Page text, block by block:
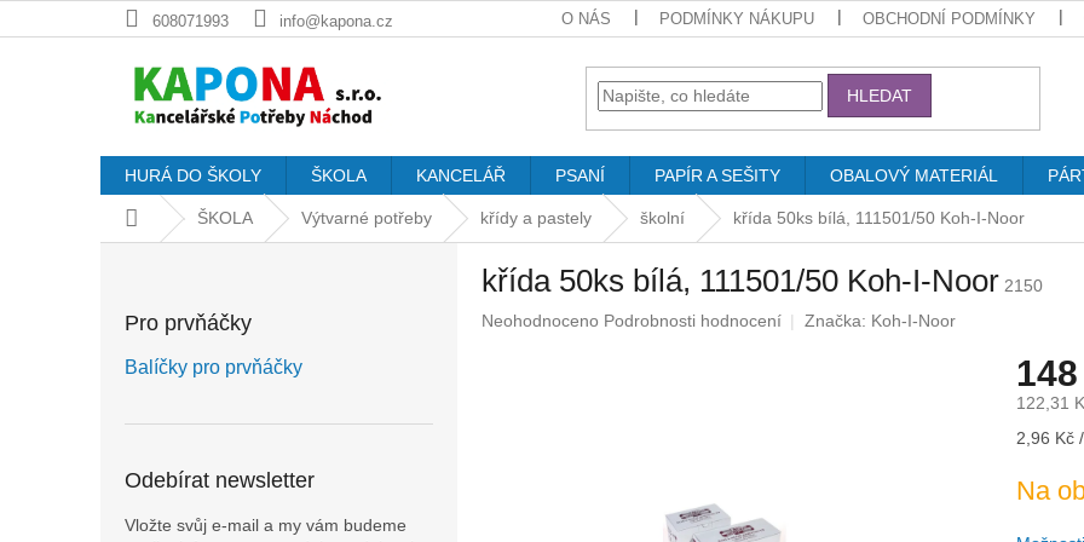
na
608071993 info@kapona.cz O NÁS PODMÍNKY NÁKUPU OBCHODNÍ PODMÍNKY
HLEDAT
HURÁ DO ŠKOLY ŠKOLA KANCELÁŘ PSANÍ PAPÍR A SEŠITY OBALOVÝ MATERIÁL
Domů ŠKOLA Výtvarné potřeby křídy a pastely školní křída 50ks bílá, 111501/50 Koh-I-Noor
Pro prvňáčky
Balíčky pro prvňáčky
Odebírat newsletter
Vložte svůj e-mail a my vám budeme
křída 50ks bílá, 111501/50 Koh-I-Noor 2150
Průměrné
Neohodnoceno Podrobnosti hodnocení Značka: Koh-I-Noor
122,31
Měrná
2,96 Kč
Na